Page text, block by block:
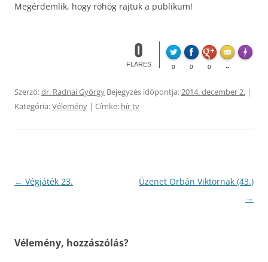
Megérdemlik, hogy röhög rajtuk a publikum!
0
FLARES 0 0 0 --
Made
Szerző:dr. Radnai György Bejegyzés időpontja:2014. december 2. |
Kategória:Vélemény | Címke: hír tv
Bejegyzés
← Végjáték 23.
Üzenet Orbán Viktornak (43.)
→
Vélemény, hozzászólás?